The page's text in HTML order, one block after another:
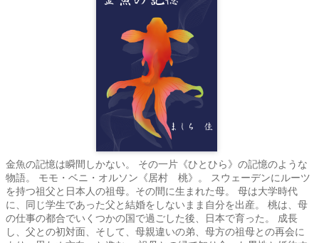
金魚の記憶は瞬間しかない。 その一片《ひとひら》の記憶のような
物語。 モモ・ベニ・オルソン《居村 桃》。 スウェーデンにルーツ
を持つ祖父と日本人の祖母。その間に生まれた母。 母は大学時代
に、同じ学生であった父と結婚をしないまま自分を出産。 桃は、母
の仕事の都合でいくつかの国で過ごした後、日本で育った。 成長
し、父との初対面、そして、母親違いの弟、母方の祖母との再会に